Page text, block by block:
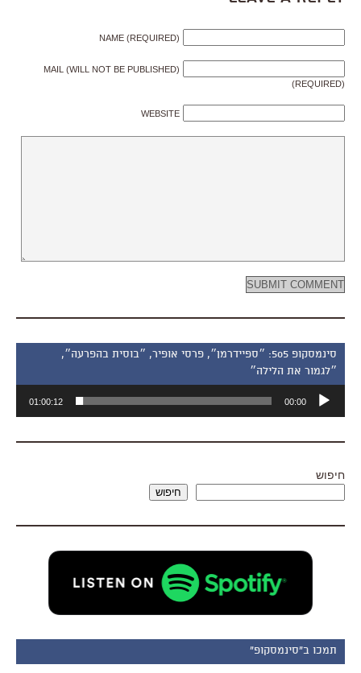
NAME (REQUIRED)
MAIL (WILL NOT BE PUBLISHED)
(REQUIRED)
WEBSITE
סינמסקופ 505: ״ספיידרמן״, פרסי אופיר, ״בוסית בהפרעה״,
״לגמור את הלילה״
אודיו
00:00
01:00:12
חיפוש
חיפוש
תמכו ב"סינמסקופ"